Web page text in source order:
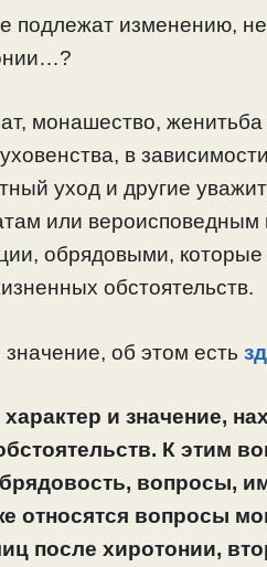
подлежат изменению,
монашество, женитьба
в
уход и другие
или вероисповедным
обрядовыми, которые
обстоятельств.
об этом есть
и значение,
К этим
вопросы,
относятся вопросы
после хиротонии,